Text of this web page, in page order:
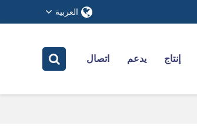
العربية
إنتاج يدعم اتصال